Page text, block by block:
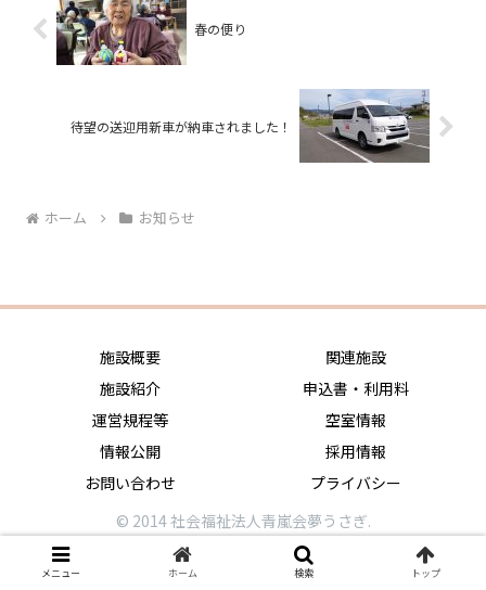
春の便り
待望の送迎用新車が納車されました！
ホーム お知らせ
施設概要
関連施設
施設紹介
申込書・利用料
運営規程等
空室情報
情報公開
採用情報
お問い合わせ
プライバシー
© 2014 社会福祉法人青嵐会夢うさぎ.
メニュー ホーム 検索 トップ